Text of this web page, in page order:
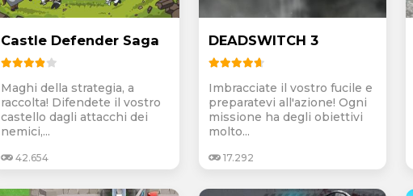
Castle Defender Saga
Maghi della strategia, a
raccolta! Difendete il vostro
castello dagli attacchi dei
nemici,...
42.654
DEADSWITCH 3
Imbracciate il vostro fucile e
preparatevi all'azione! Ogni
missione ha degli obiettivi
molto...
17.292